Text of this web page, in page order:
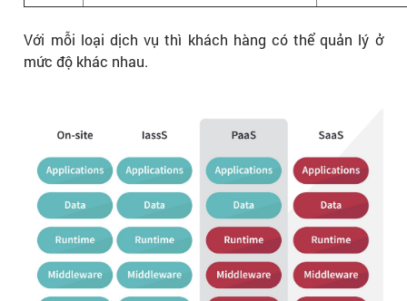
Với mỗi loại dịch vụ thì khách hàng có thể quản lý ở
mức độ khác nhau.